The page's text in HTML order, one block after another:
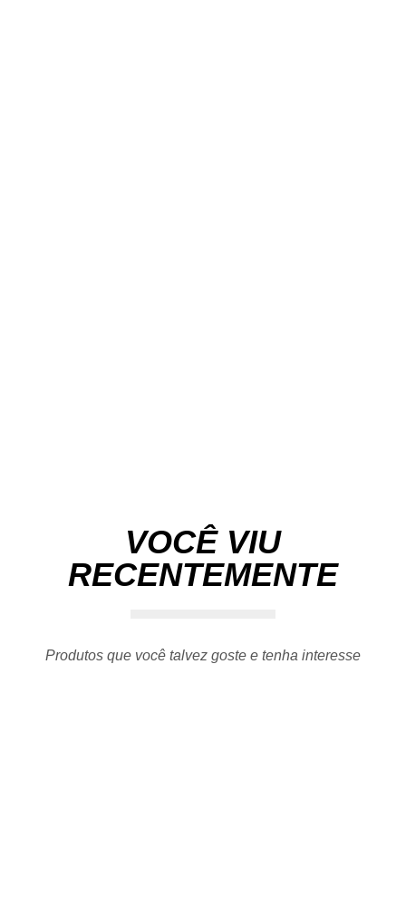
VOCÊ VIU
RECENTEMENTE
Produtos que você talvez goste e tenha interesse